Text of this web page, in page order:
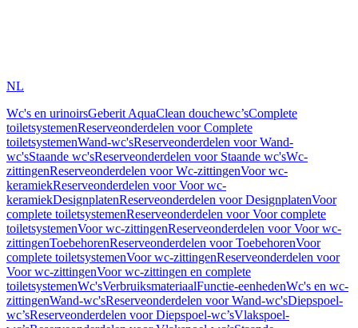
NL
Wc's en urinoirsGeberit AquaClean douchewc’sComplete
toiletsystemenReserveonderdelen voor Complete
toiletsystemenWand-wc'sReserveonderdelen voor Wand-
wc'sStaande wc'sReserveonderdelen voor Staande wc'sWc-
zittingenReserveonderdelen voor Wc-zittingenVoor wc-
keramiekReserveonderdelen voor Voor wc-
keramiekDesignplatenReserveonderdelen voor DesignplatenVoor
complete toiletsystemenReserveonderdelen voor Voor complete
toiletsystemenVoor wc-zittingenReserveonderdelen voor Voor wc-
zittingenToebehorenReserveonderdelen voor ToebehorenVoor
complete toiletsystemenVoor wc-zittingenReserveonderdelen voor
Voor wc-zittingenVoor wc-zittingen en complete
toiletsystemenWc'sVerbruiksmateriaalFunctie-eenhedenWc's en wc-
zittingenWand-wc'sReserveonderdelen voor Wand-wc'sDiepspoel-
wc’sReserveonderdelen voor Diepspoel-wc’sVlakspoel-